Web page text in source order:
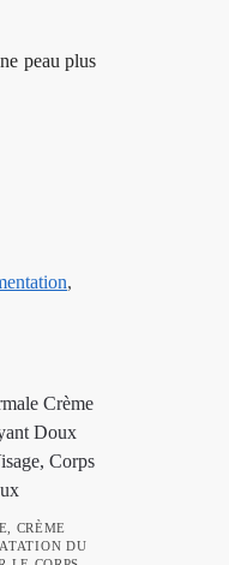
peau plus
,
CRÈME
DU